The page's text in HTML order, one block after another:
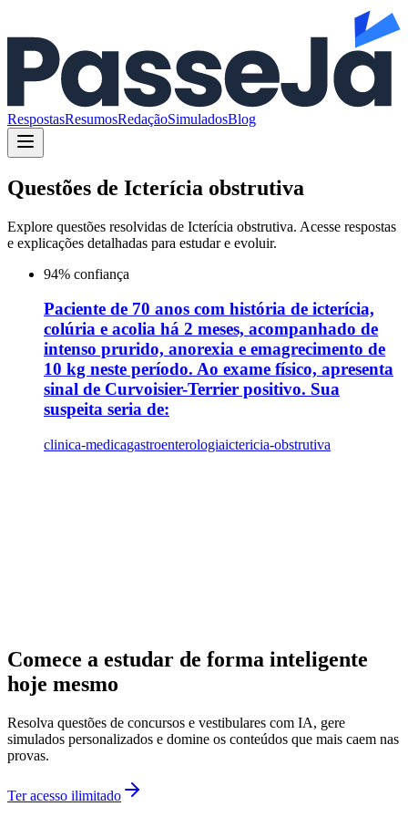
RespostasResumosRedaçãoSimuladosBlog
Questões de Icterícia obstrutiva
Explore questões resolvidas de Icterícia obstrutiva. Acesse respostas
e explicações detalhadas para estudar e evoluir.
94% confiança
Paciente de 70 anos com história de icterícia,
colúria e acolia há 2 meses, acompanhado de
intenso prurido, anorexia e emagrecimento de
10 kg neste período. Ao exame físico, apresenta
sinal de Curvoisier-Terrier positivo. Sua
suspeita seria de:
clinica-medicagastroenterologiaictericia-obstrutiva
Comece a estudar de forma inteligente
hoje mesmo
Resolva questões de concursos e vestibulares com IA, gere
simulados personalizados e domine os conteúdos que mais caem nas
provas.
Ter acesso ilimitado